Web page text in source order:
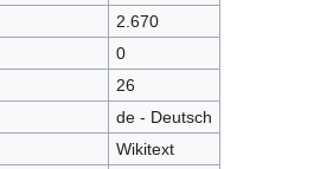
2.670
0
26
de - Deutsch
Wikitext